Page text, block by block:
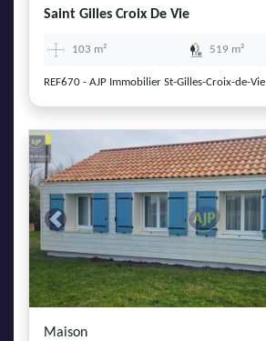
Saint Gilles Croix De Vie
103 m² 519 m²
REF670 - AJP Immobilier St-Gilles-Croix-de-Vie
Previous
Maison